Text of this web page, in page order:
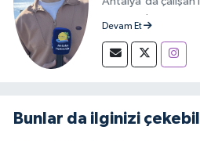
gazeteci.
Devam Et
Bunlar da ilginizi